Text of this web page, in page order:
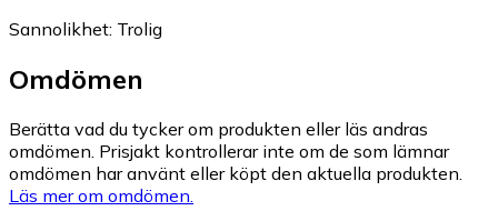
Sannolikhet: Trolig
Omdömen
Berätta vad du tycker om produkten eller läs andras
omdömen. Prisjakt kontrollerar inte om de som lämnar
omdömen har använt eller köpt den aktuella produkten.
Läs mer om omdömen.